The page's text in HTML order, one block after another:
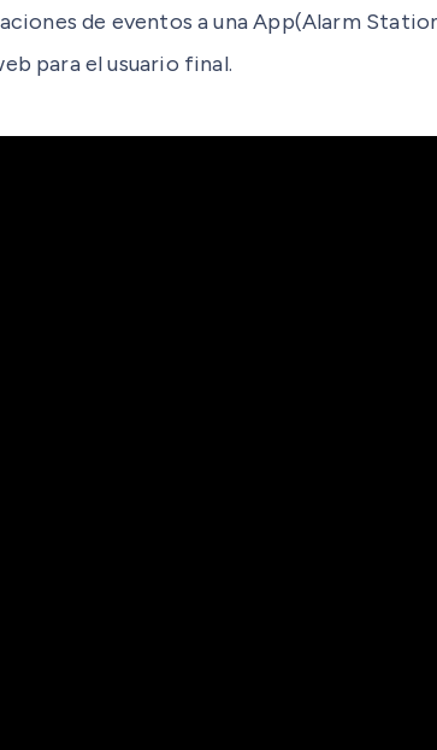
de eventos a una App(Alarm
para el usuario final.